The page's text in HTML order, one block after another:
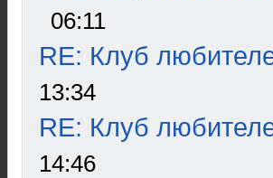
06:11
RE: Клуб
13:34
RE: Клуб
14:46